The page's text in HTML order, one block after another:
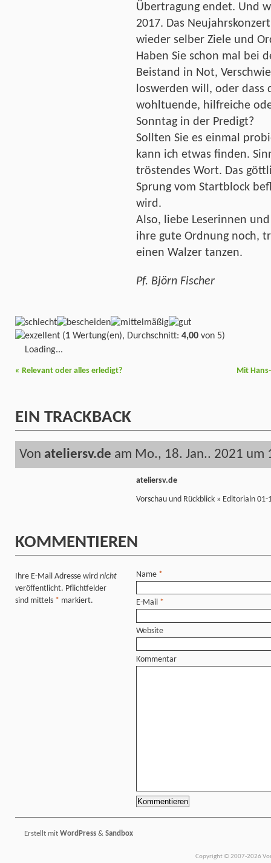
Übertragung endet. Und
2017. Das
wieder selber Ziele und
Haben Sie schon mal bei
Beistand in Not,
loswerden will, oder dass
wohltuende, hilfreiche
Sonntag in der Predigt?
Sollten Sie es einmal
kann ich etwas finden.
tröstendes Wort. Das
Sprung vom Startblock
wird.
Also, liebe Leserinnen
ihre gute Ordnung noch,
einen Walzer tanzen.
Pf. Björn Fischer
(1 Wertung(en), Durchschnitt: 4,00 von 5)
Loading...
« Relevant oder alles erledigt? Mit
EIN TRACKBACK
Von ateliersv.de am Mo., 18. Jan.. 2021 um
ateliersv.de
Vorschau und Rückblick » Editorialn 01-
KOMMENTIEREN
Ihre E-Mail Adresse wird nicht
veröffentlicht. Pflichtfelder
sind mittels * markiert.
Name *
E-Mail *
Website
Kommentar
Erstellt mit WordPress & Sandbox
Copyright © 2007-2026